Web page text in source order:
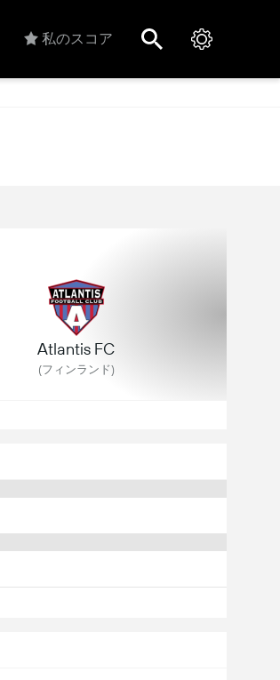
私のスコア
Atlantis FC
(フィンランド)